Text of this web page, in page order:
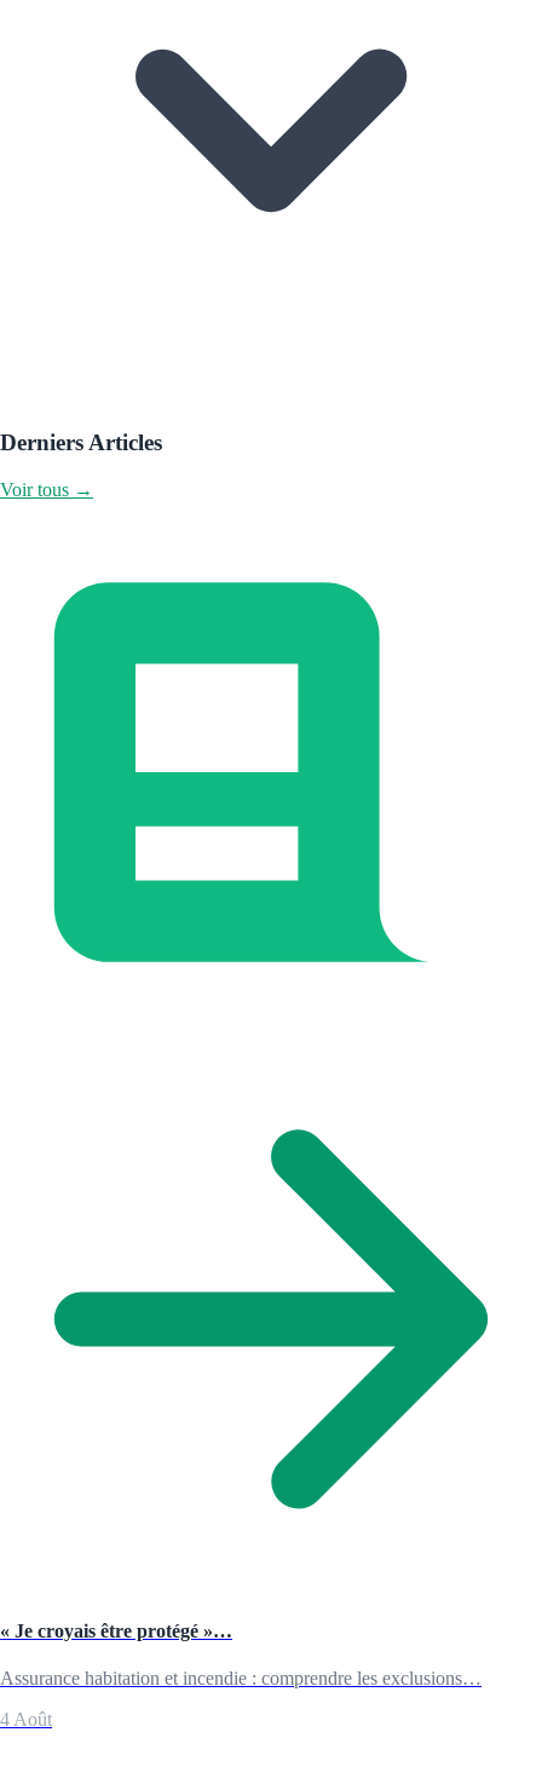
Derniers Articles
Voir tous →
« Je croyais être protégé »…
Assurance habitation et incendie : comprendre les exclusions…
4 Août